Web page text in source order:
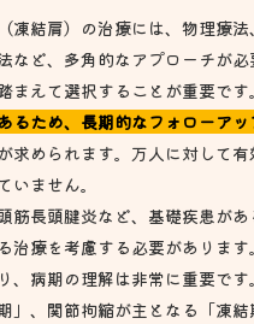
凍結肩）の治療には、物理療法
など、多角的なアプローチが
まえて選択することが重要です
るため、長期的なフォローア
求められます。万人に対して
いません。
筋長頭腱炎など、基礎疾患があ
治療を考慮する必要があります
、病期の理解は非常に重要で
」、関節拘縮が主となる「凍